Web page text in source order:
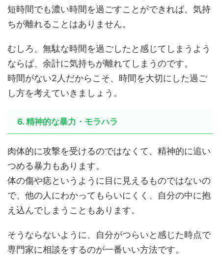
短時間でも濃い時間を過ごすことができれば、気持
ちが離れることはありません。
むしろ、無駄な時間を過ごしたと感じてしまうよう
ならば、余計に気持ちが離れてしまうのです。
時間がない2人だからこそ、時間を大切にした過ご
し方を考えていきましょう。
6. 精神的な暴力・モラハラ
肉体的に攻撃を受けるのではなくて、精神的に追い
つめる暴力もあります。
体の傷や痣というように目に見えるものではないの
で、他の人にわかってもらいにくく、自分の中に抱
え込んでしまうこともあります。
そうならないように、自分がつらいと感じた時点で
専門家に相談をするのが一番いい方法です。